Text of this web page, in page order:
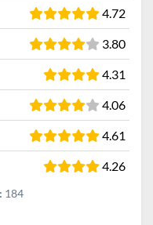
4.72
3.80
4.31
4.06
4.61
4.26
184